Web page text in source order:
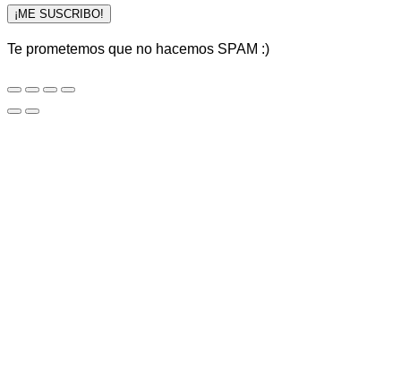
¡ME SUSCRIBO!
Te prometemos que no hacemos SPAM :)